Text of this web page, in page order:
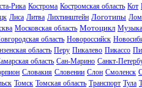
Рика Кострома Костромская область Кот
Лиса Литва Лихтинштейн Логотипы
Московская область Мотоцикл Музыка
область Новороссийск
область Перу Пикалево Пикассо
область Сан-Марино Санкт-
Словакия Словении Слон Смоленск
Томск Томская область Транспорт Тула